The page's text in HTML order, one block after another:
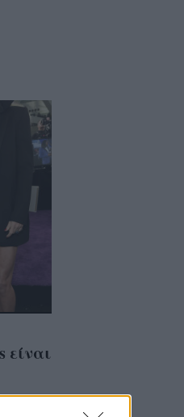
είναι